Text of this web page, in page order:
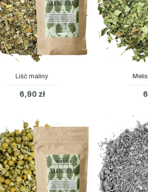
Liść maliny
6,90 zł